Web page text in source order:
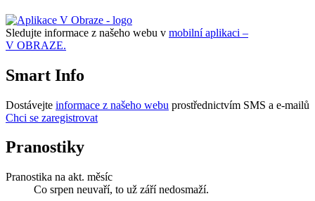
Sledujte informace z našeho webu v mobilní aplikaci –
V OBRAZE.
Smart Info
Dostávejte informace z našeho webu prostřednictvím SMS a e-mailů
Chci se zaregistrovat
Pranostiky
Pranostika na akt. měsíc
Co srpen neuvaří, to už září nedosmaží.